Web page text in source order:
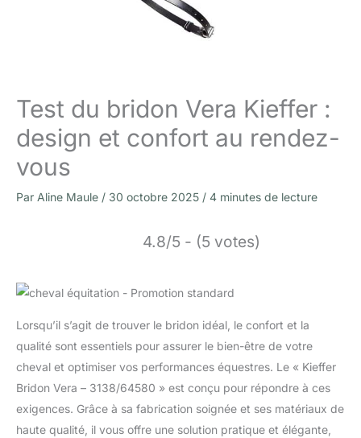
Test du bridon Vera Kieffer :
design et confort au rendez-
vous
Par Aline Maule / 30 octobre 2025 / 4 minutes de lecture
4.8/5 - (5 votes)
Lorsqu’il s’agit de trouver le bridon idéal, le confort et la
qualité sont essentiels pour assurer le bien-être de votre
cheval et optimiser vos performances équestres. Le « Kieffer
Bridon Vera – 3138/64580 » est conçu pour répondre à ces
exigences. Grâce à sa fabrication soignée et ses matériaux de
haute qualité, il vous offre une solution pratique et élégante,